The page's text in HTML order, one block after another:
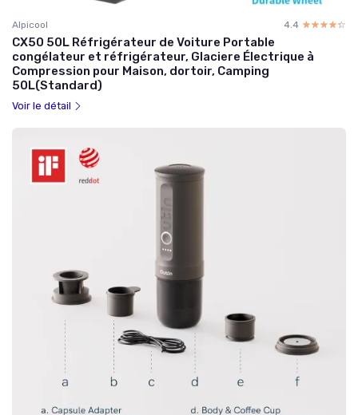
Alpicool 4.4 ☆☆☆☆☆
★★★★★
CX50 50L Réfrigérateur de Voiture Portable
congélateur et réfrigérateur, Glaciere Électrique à
Compression pour Maison, dortoir, Camping
50L(Standard)
Voir le détail